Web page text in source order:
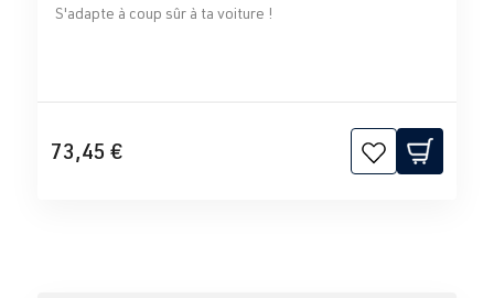
S'adapte à coup sûr à ta voiture !
73,45 €